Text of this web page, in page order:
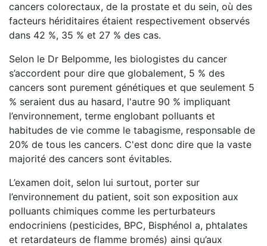
cancers colorectaux, de la prostate et du sein, où des
facteurs hériditaires étaient respectivement observés
dans 42 %, 35 % et 27 % des cas.
Selon le Dr Belpomme, les biologistes du cancer
s’accordent pour dire que globalement, 5 % des
cancers sont purement génétiques et que seulement 5
% seraient dus au hasard, l'autre 90 % impliquant
l’environnement, terme englobant polluants et
habitudes de vie comme le tabagisme, responsable de
20% de tous les cancers. C'est donc dire que la vaste
majorité des cancers sont évitables.
L’examen doit, selon lui surtout, porter sur
l’environnement du patient, soit son exposition aux
polluants chimiques comme les perturbateurs
endocriniens (pesticides, BPC, Bisphénol a, phtalates
et retardateurs de flamme bromés) ainsi qu’aux